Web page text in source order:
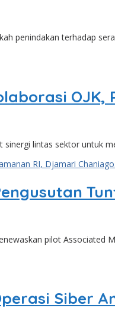
penindakan terhadap
lintas sektor untuk
pilot Associated
Siber